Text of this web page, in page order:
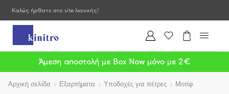
Καλώς ήρθατε στο site λιανικής!
Άμεση αποστολή με Box Now μόνο με 2€
Αρχική σελίδα Εξαρτήματα Υποδοχές για πέτρες Μοτίφ